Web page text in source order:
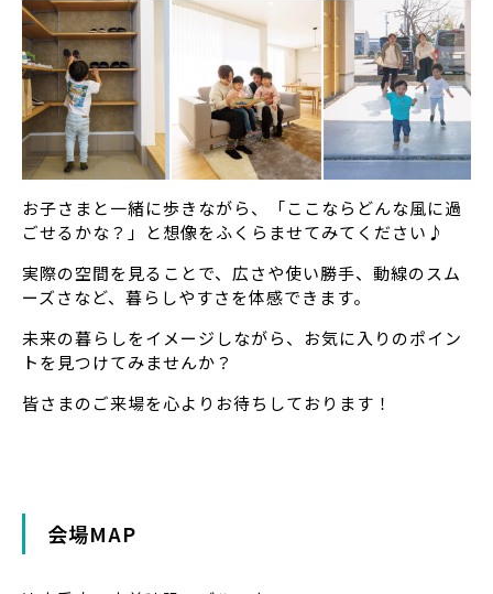
お子さまと一緒に歩きながら、「ここならどんな風に過
ごせるかな？」と想像をふくらませてみてください♪
実際の空間を見ることで、広さや使い勝手、動線のスム
ーズさなど、暮らしやすさを体感できます。
未来の暮らしをイメージしながら、お気に入りのポイン
トを見つけてみませんか？
皆さまのご来場を心よりお待ちしております！
会場MAP